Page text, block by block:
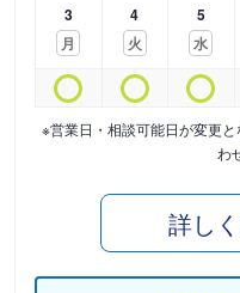
3
月
4
火
5
水
※営業日・相談可能日が変更
わ
詳し